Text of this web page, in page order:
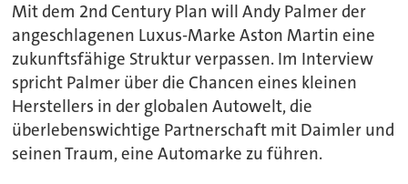
Mit dem 2nd Century Plan will Andy Palmer der
angeschlagenen Luxus-Marke Aston Martin eine
zukunftsfähige Struktur verpassen. Im Interview
spricht Palmer über die Chancen eines kleinen
Herstellers in der globalen Autowelt, die
überlebenswichtige Partnerschaft mit Daimler und
seinen Traum, eine Automarke zu führen.